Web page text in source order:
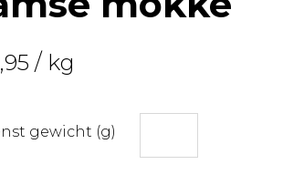
/ kg
gewicht (g)